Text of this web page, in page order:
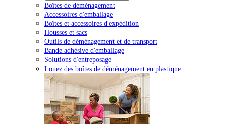
Boîtes de déménagement
Accessoires d'emballage
Boîtes et accessoires d'expédition
Housses et sacs
Outils de déménagement et de transport
Bande adhésive d'emballage
Solutions d'entreposage
Louez des boîtes de déménagement en plastique